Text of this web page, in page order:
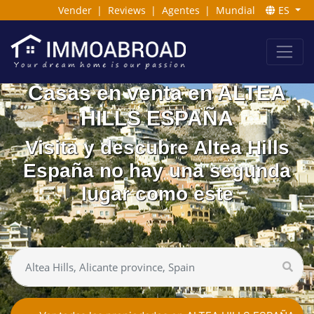
Vender | Reviews | Agentes | Mundial ES
Casas en venta en ALTEA
HILLS ESPAÑA
Visita y descubre Altea Hills
España no hay una segunda
lugar como este